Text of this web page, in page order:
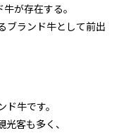
が存在する。
ブランド牛として前出
牛です。
客も多く、